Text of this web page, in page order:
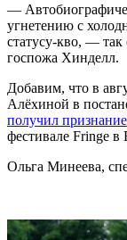
—
угнетению с
статусу-кво, —
госпожа Хинделл.
Добавим, что в
Алёхиной в
получил
фестивале Fringe в
Ольга Минеева,